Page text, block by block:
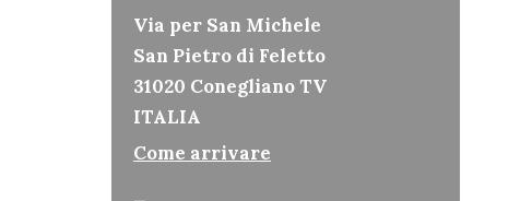
Via per San Michele
San Pietro di Feletto
31020 Conegliano TV
ITALIA
Come arrivare